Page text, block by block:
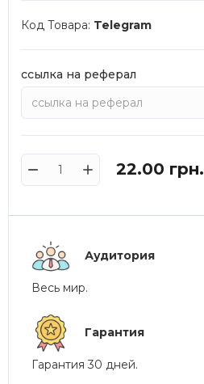
Код Товара: Telegram
ссылка на реферал
22.00 грн.
Аудитория
Весь мир.
Гарантия
Гарантия 30 дней.